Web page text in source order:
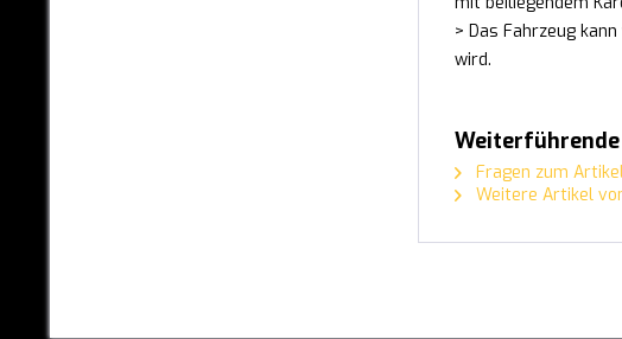
> Das Fahrzeug
wird.
Weiterführende
Fragen zum
Weitere Artikel von